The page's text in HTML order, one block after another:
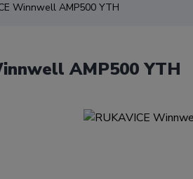
Winnwell AMP500 YTH
AMP500 YTH